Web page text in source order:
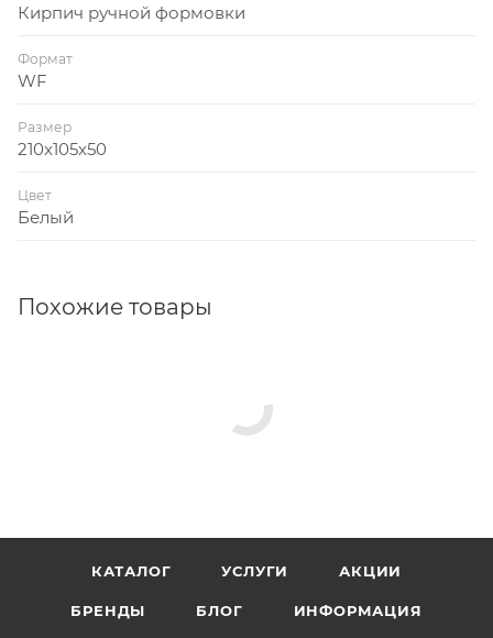
Кирпич ручной формовки
Формат
WF
Размер
210x105x50
Цвет
Белый
Похожие товары
КАТАЛОГ УСЛУГИ АКЦИИ
БРЕНДЫ БЛОГ ИНФОРМАЦИЯ